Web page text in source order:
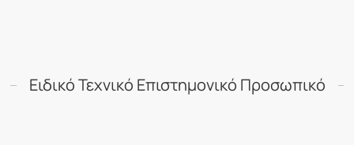
Ειδικό Τεχνικό Επιστημονικό Προσωπικό